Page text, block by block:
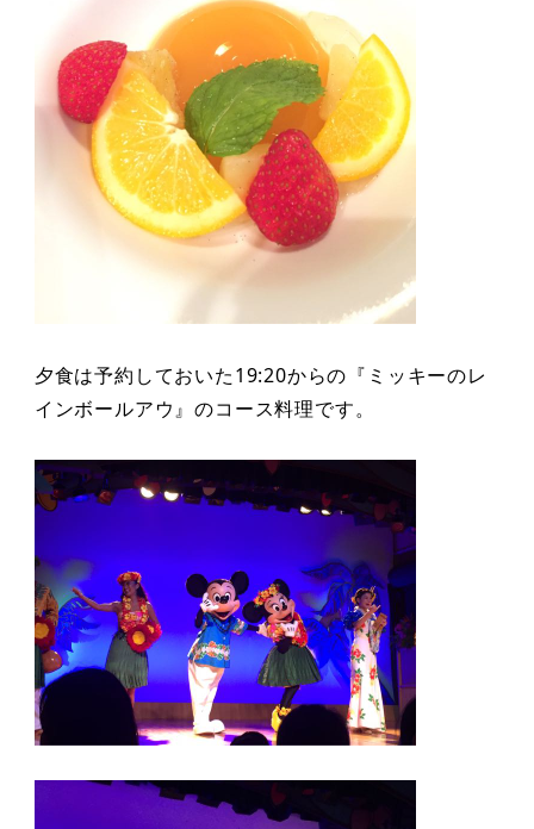
夕食は予約しておいた19:20からの『ミッキーのレ
インボールアウ』のコース料理です。